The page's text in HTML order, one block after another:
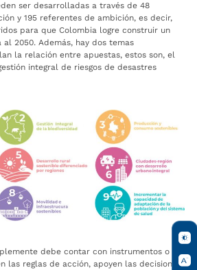
ser desarrolladas a través de 48
y 195 referentes de ambición, es decir,
para que Colombia logre construir un
2050. Además, hay dos temas
la relación entre apuestas, estos son, el
integral de riesgos de desastres
debe contar con instrumentos o
las reglas de acción, apoyen las decisiones